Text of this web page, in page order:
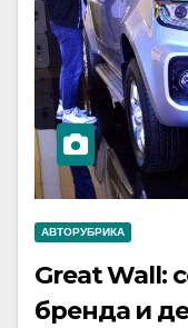
АВТОРУБРИКА
Great Wall:
бренда и